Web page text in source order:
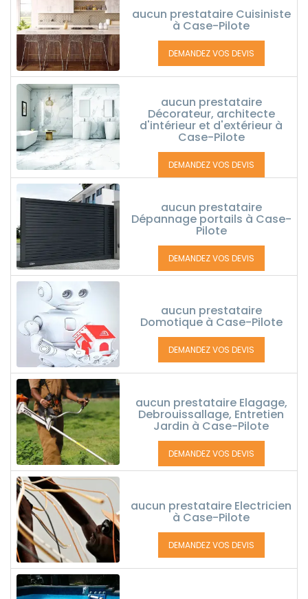
aucun prestataire Cuisiniste
à Case-Pilote
DEMANDEZ VOS DEVIS
aucun prestataire
Décorateur, architecte
d'intérieur et d'extérieur à
Case-Pilote
DEMANDEZ VOS DEVIS
aucun prestataire
Dépannage portails à Case-
Pilote
DEMANDEZ VOS DEVIS
aucun prestataire
Domotique à Case-Pilote
DEMANDEZ VOS DEVIS
aucun prestataire Elagage,
Debrouissallage, Entretien
Jardin à Case-Pilote
DEMANDEZ VOS DEVIS
aucun prestataire Electricien
à Case-Pilote
DEMANDEZ VOS DEVIS